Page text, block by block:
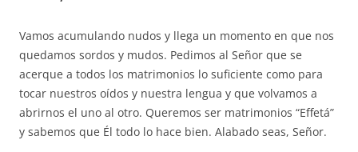
Vamos acumulando nudos y llega un momento en que nos
quedamos sordos y mudos. Pedimos al Señor que se
acerque a todos los matrimonios lo suficiente como para
tocar nuestros oídos y nuestra lengua y que volvamos a
abrirnos el uno al otro. Queremos ser matrimonios “Effetá”
y sabemos que Él todo lo hace bien. Alabado seas, Señor.